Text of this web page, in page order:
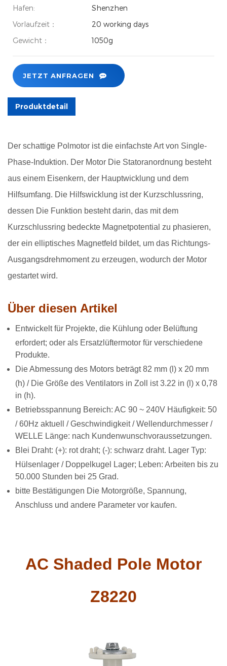
Hafen:
Shenzhen
Vorlaufzeit：
20 working days
Gewicht：
1050g
JETZT ANFRAGEN
Produktdetail
Der schattige Polmotor ist die einfachste Art von Single-
Phase-Induktion. Der Motor Die Statoranordnung besteht
aus einem Eisenkern, der Hauptwicklung und dem
Hilfsumfang. Die Hilfswicklung ist der Kurzschlussring,
dessen Die Funktion besteht darin, das mit dem
Kurzschlussring bedeckte Magnetpotential zu phasieren,
der ein elliptisches Magnetfeld bildet, um das Richtungs-
Ausgangsdrehmoment zu erzeugen, wodurch der Motor
gestartet wird.
Über diesen Artikel
Entwickelt für Projekte, die Kühlung oder Belüftung
erfordert; oder als Ersatzlüftermotor für verschiedene
Produkte.
Die Abmessung des Motors beträgt 82 mm (l) x 20 mm
(h) / Die Größe des Ventilators in Zoll ist 3.22 in (l) x 0,78
in (h).
Betriebsspannung Bereich: AC 90 ~ 240V Häufigkeit: 50
/ 60Hz aktuell / Geschwindigkeit / Wellendurchmesser /
WELLE Länge: nach Kundenwunschvoraussetzungen.
Blei Draht: (+): rot draht; (-): schwarz draht. Lager Typ:
Hülsenlager / Doppelkugel Lager; Leben: Arbeiten bis zu
50.000 Stunden bei 25 Grad.
bitte Bestätigungen Die Motorgröße, Spannung,
Anschluss und andere Parameter vor kaufen.
AC Shaded Pole Motor
Z8220